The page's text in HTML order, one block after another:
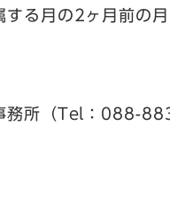
する月の2ヶ月前の
務所（Tel：088-